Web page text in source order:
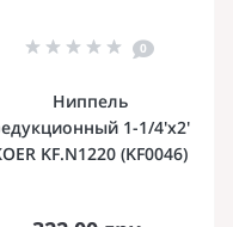
0
Ниппель
1-1/4'x2'
KF.N1220 (KF0046)